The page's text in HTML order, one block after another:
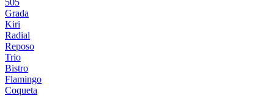
505
Grada
Kiri
Radial
Reposo
Trio
Bistro
Flamingo
Coqueta